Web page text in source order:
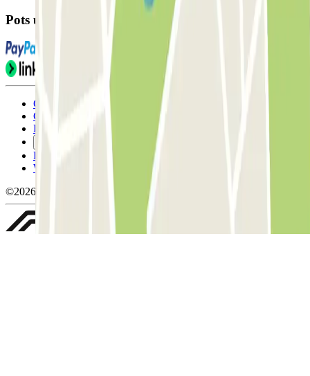
Pots utilitzar aquests mètodes de pagament:
Condicions d'ús i contratació
Condicions de cancel-lació
Política de cookies
Política de privacitat
Whistleblowing
©2026 Parclick. All rights reserved